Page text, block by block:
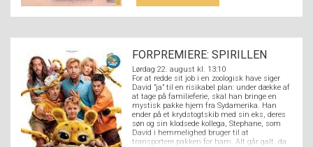
FORPREMIERE: SPIRILLEN
Lørdag 22. august kl. 13:10
For at redde sit job i en zoologisk have siger
David ”ja” til en risikabel plan: under dække af
at tage på familieferie, skal han bringe en
mystisk pakke hjem fra Sydamerika. Han
ender på et krydstogtskib med sin eks, deres
søn og sin klodsede kollega, Stephane, som
David i hemmelighed bruger til at
transportere pakken for ham. Alt går galt, da